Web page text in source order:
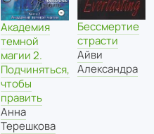
Академия
темной
магии 2.
Подчиняться,
чтобы
править
Анна
Терешкова
Бессмертие
страсти
Айви
Александра